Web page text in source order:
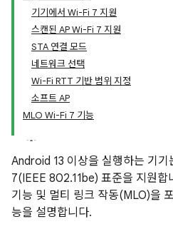
기기에서 Wi-Fi 7 지원
스캔된 AP Wi-Fi 7 지원
STA 연결 모드
네트워크 선택
Wi-Fi RTT 기반 범위 지정
소프트 AP
MLO Wi-Fi 7 기능
Android 13 이상을 실행하는 기
7(IEEE 802.11be) 표준을 지원합
기능 및 멀티 링크 작동(MLO)을
능을 설명합니다.